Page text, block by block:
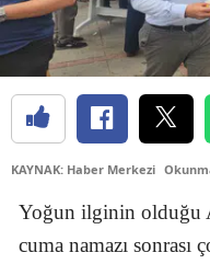
KAYNAK: Haber Merkezi
Yoğun ilginin olduğu
cuma namazı sonrası